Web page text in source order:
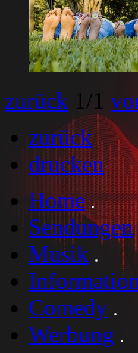
zurück 1 /1
zurück
drucken
Home
Sendungen
Musik
Comedy
Werbung